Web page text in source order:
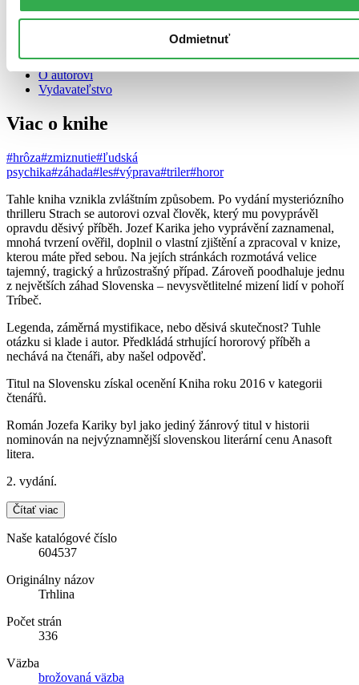
Odmietnuť
Recenzie
O autorovi
Vydavateľstvo
Viac o knihe
#hrôza#zmiznutie#ľudská
psychika#záhada#les#výprava#triler#horor
Tahle kniha vznikla zvláštním způsobem. Po vydání mysteriózního
thrilleru Strach se autorovi ozval člověk, který mu povyprávěl
opravdu děsivý příběh. Jozef Karika jeho vyprávění zaznamenal,
mnohá tvrzení ověřil, doplnil o vlastní zjištění a zpracoval v knize,
kterou máte před sebou. Na jejích stránkách rozmotává velice
tajemný, tragický a hrůzostrašný případ. Zároveň poodhaluje jednu
z největších záhad Slovenska – nevysvětlitelné mizení lidí v pohoří
Tríbeč.
Legenda, záměrná mystifikace, nebo děsivá skutečnost? Tuhle
otázku si klade i autor. Předkládá strhující hororový příběh a
nechává na čtenáři, aby našel odpověď.
Titul na Slovensku získal ocenění Kniha roku 2016 v kategorii
čtenářů.
Román Jozefa Kariky byl jako jediný žánrový titul v historii
nominován na nejvýznamnější slovenskou literární cenu Anasoft
litera.
2. vydání.
Čítať viac
Naše katalógové číslo
604537
Originálny názov
Trhlina
Počet strán
336
Väzba
brožovaná väzba